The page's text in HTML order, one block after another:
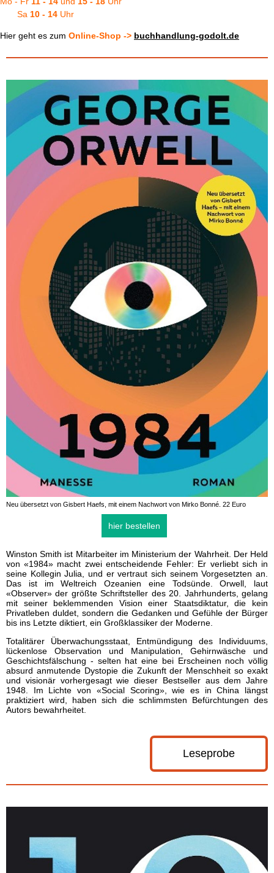
Sa 10 - 14 Uhr
Hier geht es zum Online-Shop -> buchhandlung-godolt.de
Neu übersetzt von Gisbert Haefs, mit einem Nachwort von Mirko Bonné. 22 Euro
hier bestellen
Winston Smith ist Mitarbeiter im Ministerium der Wahrheit. Der Held
von «1984» macht zwei entscheidende Fehler: Er verliebt sich in
seine Kollegin Julia, und er vertraut sich seinem Vorgesetzten an.
Das ist im Weltreich Ozeanien eine Todsünde. Orwell, laut
«Observer» der größte Schriftsteller des 20. Jahrhunderts, gelang
mit seiner beklemmenden Vision einer Staatsdiktatur, die kein
Privatleben duldet, sondern die Gedanken und Gefühle der Bürger
bis ins Letzte diktiert, ein Großklassiker der Moderne.
Totalitärer Überwachungsstaat, Entmündigung des Individuums,
lückenlose Observation und Manipulation, Gehirnwäsche und
Geschichtsfälschung - selten hat eine bei Erscheinen noch völlig
absurd anmutende Dystopie die Zukunft der Menschheit so exakt
und visionär vorhergesagt wie dieser Bestseller aus dem Jahre
1948. Im Lichte von «Social Scoring», wie es in China längst
praktiziert wird, haben sich die schlimmsten Befürchtungen des
Autors bewahrheitet.
Leseprobe